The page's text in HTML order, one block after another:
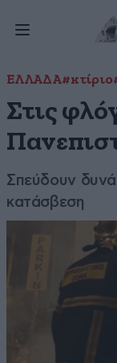
ΕΛΛΑΔΑ#κτίριο
Στις
Σπεύδουν
κατάσβεση